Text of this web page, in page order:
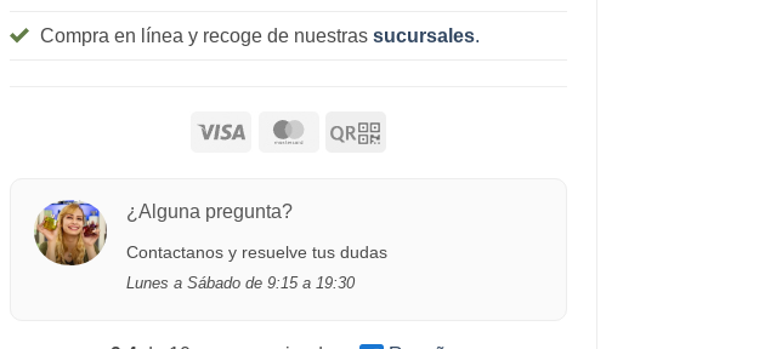
Compra en línea y recoge de nuestras sucursales.
¿Alguna pregunta?
Contactanos y resuelve tus dudas
Lunes a Sábado de 9:15 a 19:30